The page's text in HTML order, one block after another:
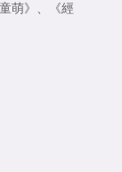
萌》
《經